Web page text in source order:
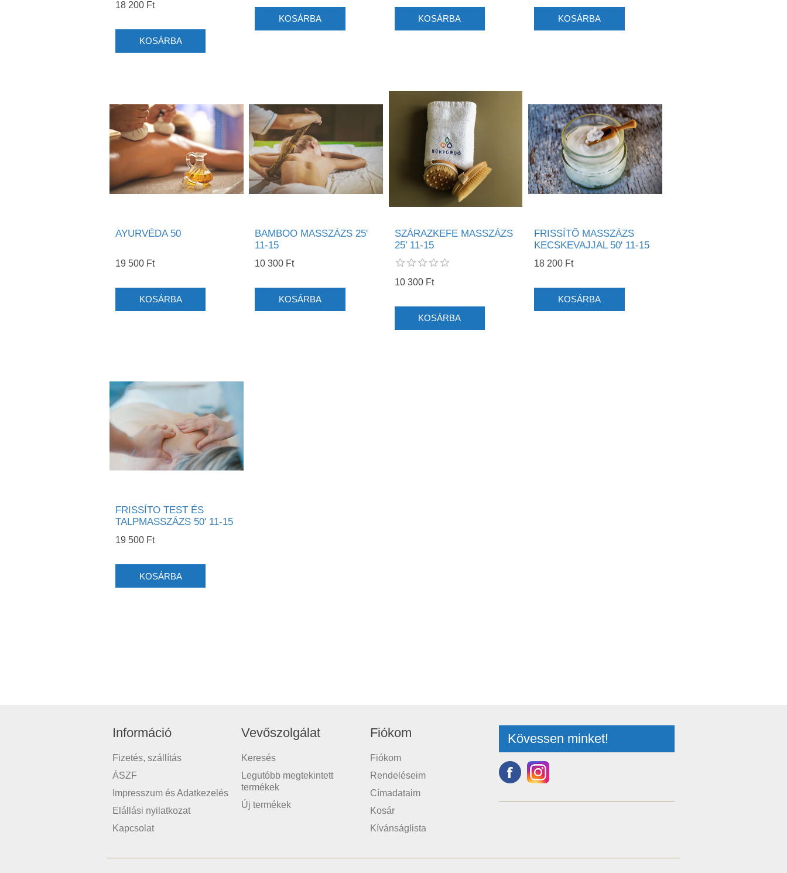
18 200 Ft
AYURVÉDA 50
19 500 Ft
BAMBOO MASSZÁZS 25'
11-15
10 300 Ft
SZÁRAZKEFE MASSZÁZS
25’ 11-15
10 300 Ft
FRISSÍTÕ MASSZÁZS
KECSKEVAJJAL 50' 11-15
18 200 Ft
FRISSÍTO TEST ÉS
TALPMASSZÁZS 50' 11-15
19 500 Ft
Információ
Fizetés, szállítás
ÁSZF
Impresszum és Adatkezelés
Elállási nyilatkozat
Kapcsolat
Vevőszolgálat
Keresés
Legutóbb megtekintett
termékek
Új termékek
Fiókom
Fiókom
Rendeléseim
Címadataim
Kosár
Kívánságlista
Kövessen minket!